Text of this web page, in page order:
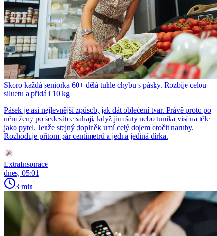
Skoro každá seniorka 60+ dělá tuhle chybu s pásky. Rozbije celou
siluetu a přidá i 10 kg
Pásek je asi nejlevnější způsob, jak dát oblečení tvar. Právě proto po
něm ženy po šedesátce sahají, když jim šaty nebo tunika visí na těle
jako pytel. Jenže stejný doplněk umí celý dojem otočit naruby.
Rozhoduje přitom pár centimetrů a jedna jediná dírka.
ExtraInspirace
dnes, 05:01
3 min